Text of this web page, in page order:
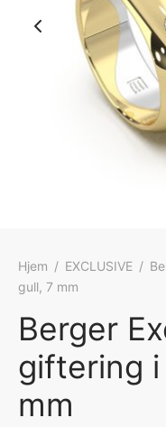
Hjem / EXCLUSIVE /
gull, 7 mm
Berger
giftering
mm